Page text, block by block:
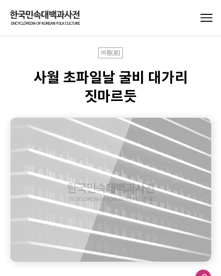
여름(夏)
사월 초파일날 굴비 대가리
짓마르듯